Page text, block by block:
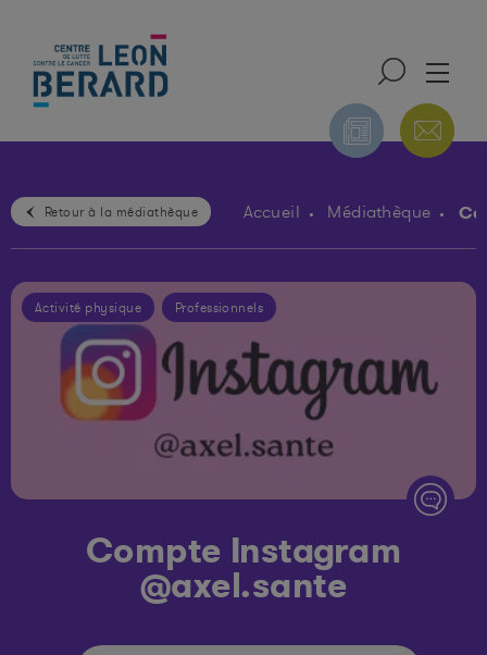
NUTRITION ET
PUBLICATIONS DU
Retour à la médiathèque Accueil Médiathèque
Activité physique Professionnels
Compte Instagram
@axel.sante